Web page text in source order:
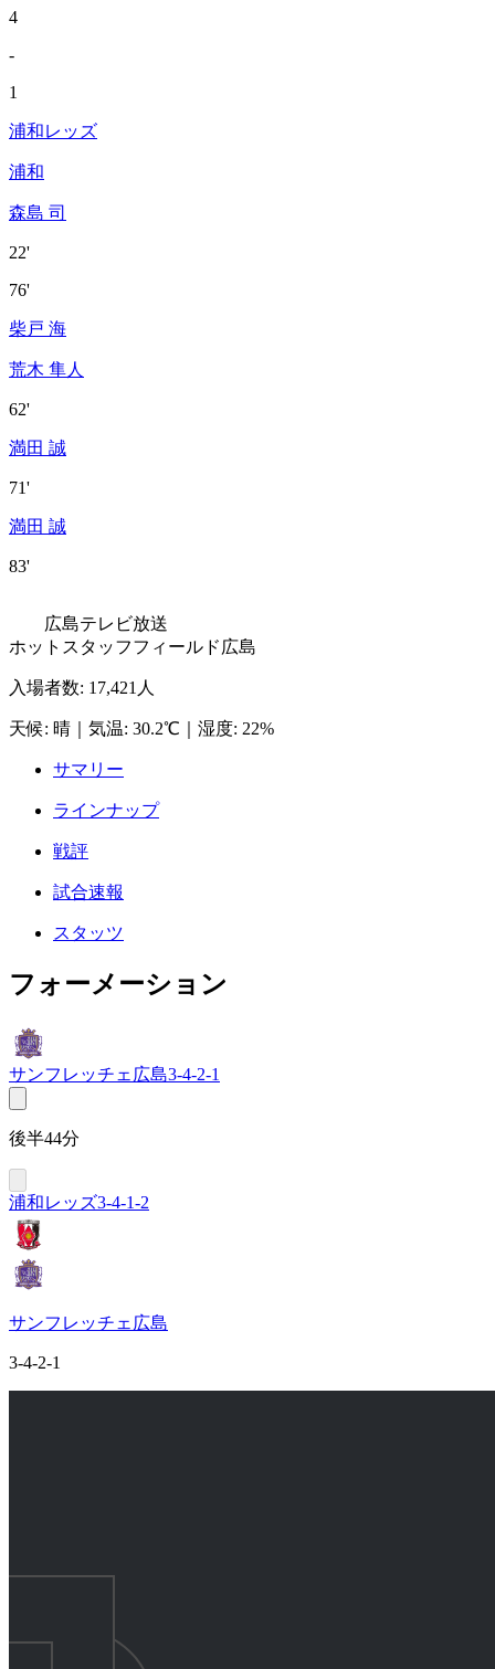
4
-
1
浦和レッズ
浦和
森島 司
22'
76'
柴戸 海
荒木 隼人
62'
満田 誠
71'
満田 誠
83'
広島テレビ放送
ホットスタッフフィールド広島
入場者数: 17,421人
天候: 晴 気温: 30.2℃ 湿度: 22%
サマリー
ラインナップ
戦評
試合速報
スタッツ
フォーメーション
サンフレッチェ広島3-4-2-1
後半44分
浦和レッズ3-4-1-2
サンフレッチェ広島
3-4-2-1